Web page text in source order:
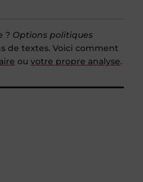
? Options politiques
de textes. Voici comment
ou votre propre analyse.